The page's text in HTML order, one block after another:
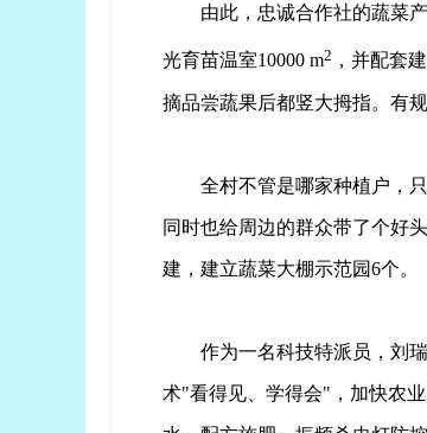
由此，忠诚合作社的蔬菜
光育苗温室10000 m2 ，并配套
摘品尝蔬果后都竖大拇指。有
全村不管是哪家种植户，
同时也给周边的群众带了个好
建，建立蔬菜大棚示范园6个。
作为一名科技特派员，刘
术"看得见、学得会"，加快农